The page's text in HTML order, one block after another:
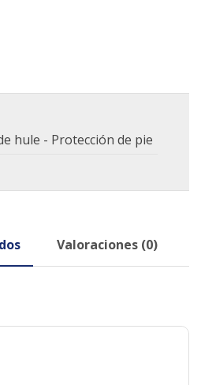
hule - Protección de pie
Valoraciones (0)